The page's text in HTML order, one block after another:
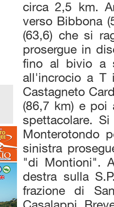
circa 2,5 km.
verso Bibbona
(63,6) che si
prosergue in
fino al bivio a
all'incrocio a T
Castagneto
(86,7 km) e poi
spettacolare.
Monterotondo
sinistra
"di Montioni".
destra sulla
frazione di